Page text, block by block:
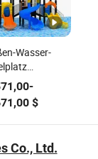
Wasser-
-
$
Co., Ltd.